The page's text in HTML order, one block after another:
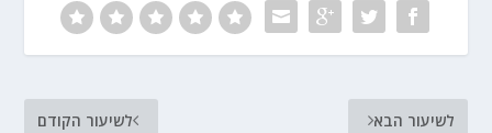
לשיעור הקודם לשיעור הבא